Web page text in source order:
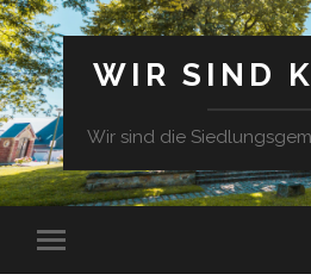
WIR SIND
Wir sind die